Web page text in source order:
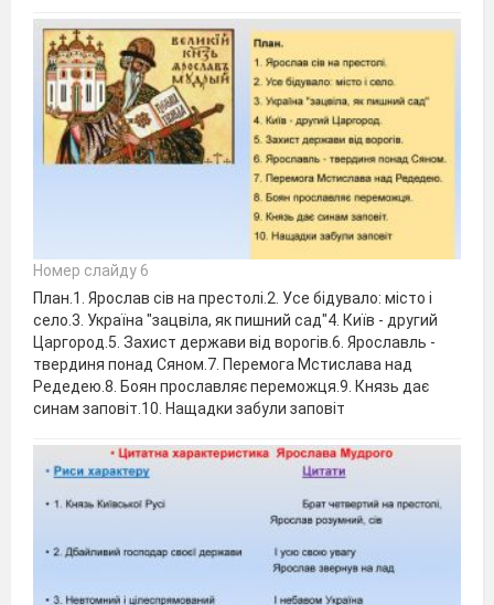
Номер слайду 6
План.1. Ярослав сів на престолі.2. Усе бідувало: місто і
село.3. Україна "зацвіла, як пишний сад"4. Київ - другий
Царгород.5. Захист держави від ворогів.6. Ярославль -
твердиня понад Сяном.7. Перемога Мстислава над
Редедею.8. Боян прославляє переможця.9. Князь дає
синам заповіт.10. Нащадки забули заповіт